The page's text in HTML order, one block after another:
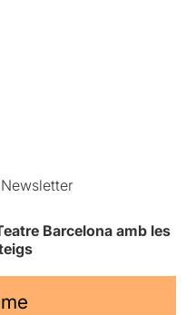
Barcelona amb les